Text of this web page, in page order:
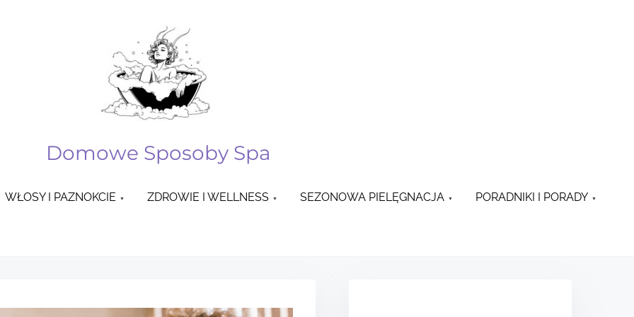
Domowe Sposoby Spa
WŁOSY I PAZNOKCIE ZDROWIE I WELLNESS SEZONOWA PIELĘGNACJA PORADNIKI I PORADY